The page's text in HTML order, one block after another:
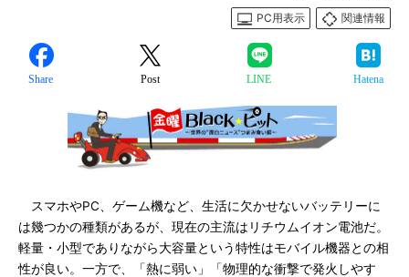
PC用表示
関連情報
Share Post LINE Hatena
スマホやPC、ゲーム機など、生活に欠かせないバッテリーに
は幾つかの種類があるが、現在の主流はリチウムイオン電池だ。
軽量・小型でありながら大容量という特性はモバイル機器との相
性が良い。一方で、「熱に弱い」「物理的な衝撃で発火しやす